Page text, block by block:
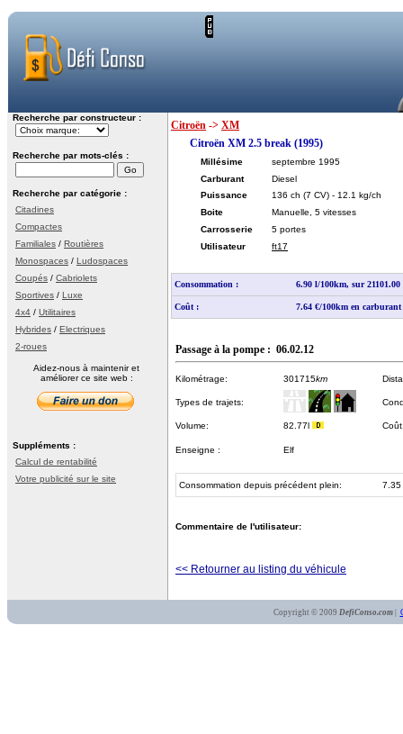
Recherche par constructeur :
Recherche par mots-clés :
Recherche par catégorie :
Citadines
Compactes
Familiales / Routières
Monospaces / Ludospaces
Coupés / Cabriolets
Sportives / Luxe
4x4 / Utilitaires
Hybrides / Electriques
2-roues
Aidez-nous à maintenir et
améliorer ce site web :
Suppléments :
Calcul de rentabilité
Votre publicité sur le site
Citroën -> XM
Citroën XM 2.5 break (1995)
Millésime
septembre 1995
Carburant
Diesel
Puissance
136 ch (7 CV) - 12.1 kg/ch
Boite
Manuelle, 5 vitesses
Carrosserie
5 portes
Utilisateur
ft17
Consommation : 6.90 l/100km, sur 21101.00
Coût : 7.64 €/100km en carburant
Passage à la pompe : 06.02.12
Kilométrage: 301715km
Types de trajets:
Volume: 82.77l
Enseigne : Elf
Consommation depuis précédent plein: 7.35
Commentaire de l'utilisateur:
<< Retourner au listing du véhicule
Copyright © 2009 DefiConso.com|